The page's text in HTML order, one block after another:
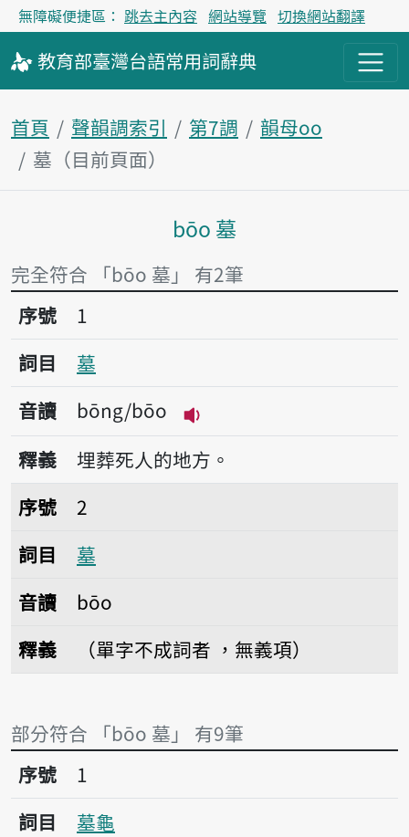
無障礙便捷區： 跳去主內容 網站導覽 切換網站翻譯
教育部臺灣台語常用詞辭典
首頁 聲韻調索引 第7調
韻母oo
墓（目前頁面）
主內容區塊
bōo 墓
完全符合 「bōo 墓」 有2筆
序號1墓
序號
1
詞目
墓
音讀
bōng/bōo
播放音讀bōng/bōo
釋義
埋葬死人的地方。
序號2墓
序號
2
詞目
墓
音讀
bōo
釋義
（單字不成詞者 ，無義項）
部分符合 「bōo 墓」 有9筆
序號1墓龜
序號
1
詞目
墓龜